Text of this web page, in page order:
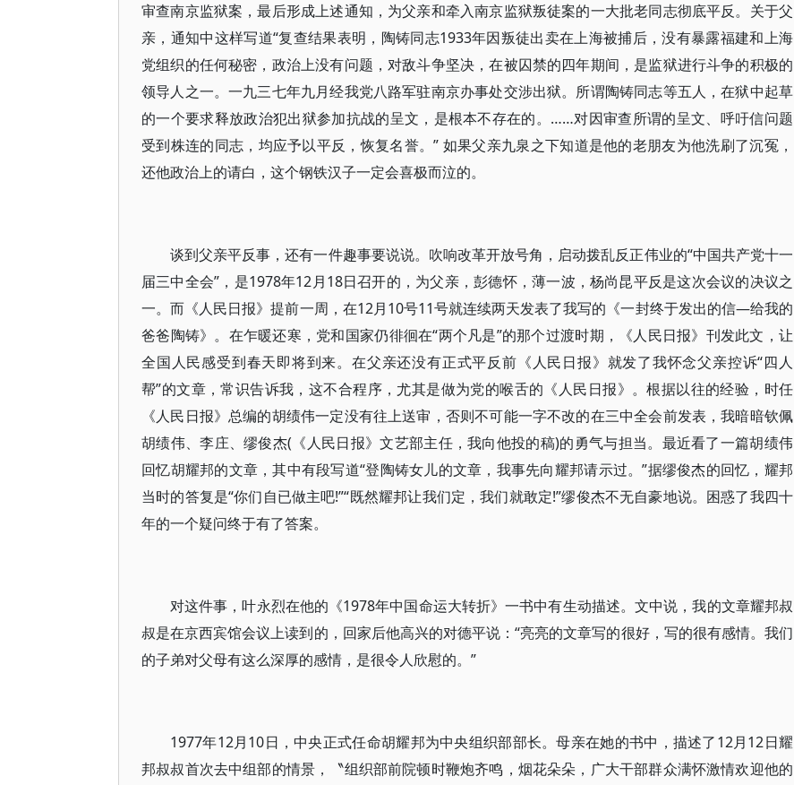
审查南京监狱案，最后形成上述通知，为父亲和牵入南京监狱叛徒案的一大批老同志彻底平反。关于父
亲，通知中这样写道“复查结果表明，陶铸同志1933年因叛徒出卖在上海被捕后，没有暴露福建和上海
党组织的任何秘密，政治上没有问题，对敌斗争坚决，在被囚禁的四年期间，是监狱进行斗争的积极的
领导人之一。一九三七年九月经我党八路军驻南京办事处交涉出狱。所谓陶铸同志等五人，在狱中起草
的一个要求释放政治犯出狱参加抗战的呈文，是根本不存在的。……对因审查所谓的呈文、呼吁信问题
受到株连的同志，均应予以平反，恢复名誉。” 如果父亲九泉之下知道是他的老朋友为他洗刷了沉冤，
还他政治上的请白，这个钢铁汉子一定会喜极而泣的。
谈到父亲平反事，还有一件趣事要说说。吹响改革开放号角，启动拨乱反正伟业的“中国共产党十一
届三中全会”，是1978年12月18日召开的，为父亲，彭德怀，薄一波，杨尚昆平反是这次会议的决议之
一。而《人民日报》提前一周，在12月10号11号就连续两天发表了我写的《一封终于发出的信—给我的
爸爸陶铸》。在乍暖还寒，党和国家仍徘徊在“两个凡是”的那个过渡时期，《人民日报》刊发此文，让
全国人民感受到春天即将到来。在父亲还没有正式平反前《人民日报》就发了我怀念父亲控诉“四人
帮”的文章，常识告诉我，这不合程序，尤其是做为党的喉舌的《人民日报》。根据以往的经验，时任
《人民日报》总编的胡绩伟一定没有往上送审，否则不可能一字不改的在三中全会前发表，我暗暗钦佩
胡绩伟、李庄、缪俊杰(《人民日报》文艺部主任，我向他投的稿)的勇气与担当。最近看了一篇胡绩伟
回忆胡耀邦的文章，其中有段写道“登陶铸女儿的文章，我事先向耀邦请示过。”据缪俊杰的回忆，耀邦
当时的答复是“你们自已做主吧!”“既然耀邦让我们定，我们就敢定!”缪俊杰不无自豪地说。困惑了我四十
年的一个疑问终于有了答案。
对这件事，叶永烈在他的《1978年中国命运大转折》一书中有生动描述。文中说，我的文章耀邦叔
叔是在京西宾馆会议上读到的，回家后他高兴的对德平说：“亮亮的文章写的很好，写的很有感情。我们
的子弟对父母有这么深厚的感情，是很令人欣慰的。”
1977年12月10日，中央正式任命胡耀邦为中央组织部部长。母亲在她的书中，描述了12月12日耀
邦叔叔首次去中组部的情景，〝组织部前院顿时鞭炮齐鸣，烟花朵朵，广大干部群众满怀激情欢迎他的